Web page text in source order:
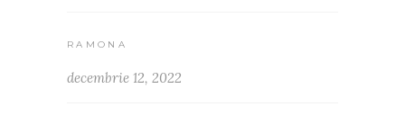
RAMONA
decembrie 12, 2022